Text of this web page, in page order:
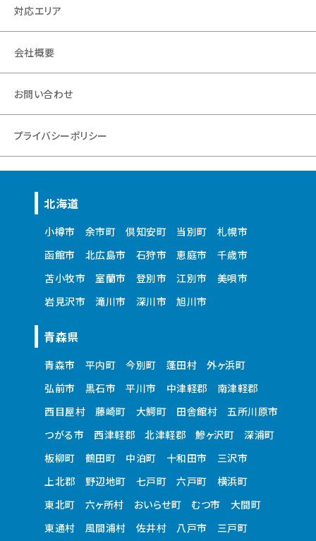
対応エリア
会社概要
お問い合わせ
プライバシーポリシー
北海道
小樽市 余市町 倶知安町 当別町
札幌市
函館市
北広島市 石狩市 恵庭市
千歳市
苫小牧市
室蘭市 登別市 江別市
美唄市
岩見沢市
滝川市 深川市 旭川市
青森県
青森市 平内町 今別町 蓬田村
外ヶ浜町
弘前市
黒石市 平川市 中津軽郡
南津軽郡
西目屋村
藤崎町 大鰐町 田舎館村
五所川原市
つがる市
西津軽郡 北津軽郡 鰺ヶ沢町
深浦町
板柳町
鶴田町 中泊町 十和田市
三沢市
上北郡
野辺地町 七戸町 六戸町
横浜町
東北町
六ヶ所村 おいらせ町 むつ市
大間町
東通村
風間浦村 佐井村 八戸市
三戸町